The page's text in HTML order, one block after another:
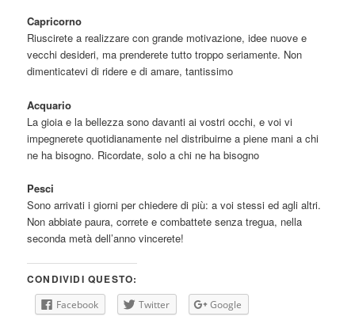
Capricorno
Riuscirete a realizzare con grande motivazione, idee nuove e
vecchi desideri, ma prenderete tutto troppo seriamente. Non
dimenticatevi di ridere e di amare, tantissimo
Acquario
La gioia e la bellezza sono davanti ai vostri occhi, e voi vi
impegnerete quotidianamente nel distribuirne a piene mani a chi
ne ha bisogno. Ricordate, solo a chi ne ha bisogno
Pesci
Sono arrivati i giorni per chiedere di più: a voi stessi ed agli altri.
Non abbiate paura, correte e combattete senza tregua, nella
seconda metà dell’anno vincerete!
CONDIVIDI QUESTO:
Facebook Twitter Google